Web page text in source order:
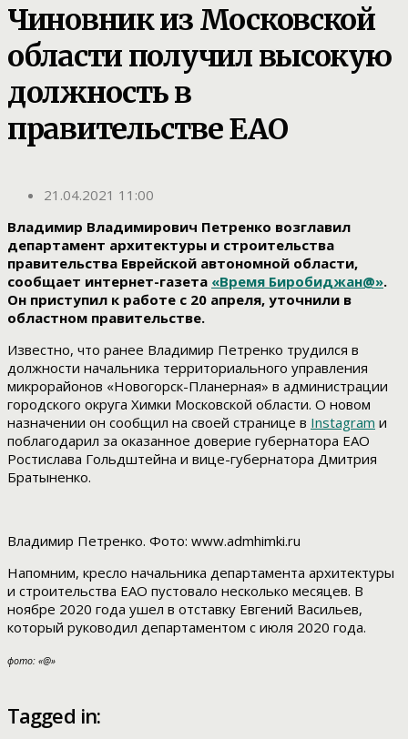
Чиновник из Московской
области получил высокую
должность в
правительстве ЕАО
21.04.2021 11:00
Владимир Владимирович Петренко возглавил
департамент архитектуры и строительства
правительства Еврейской автономной области,
сообщает интернет-газета «Время Биробиджан@».
Он приступил к работе с 20 апреля, уточнили в
областном правительстве.
Известно, что ранее Владимир Петренко трудился в
должности начальника территориального управления
микрорайонов «Новогорск-Планерная» в администрации
городского округа Химки Московской области. О новом
назначении он сообщил на своей странице в Instagram и
поблагодарил за оказанное доверие губернатора ЕАО
Ростислава Гольдштейна и вице-губернатора Дмитрия
Братыненко.
Владимир Петренко. Фото: www.admhimki.ru
Напомним, кресло начальника департамента архитектуры
и строительства ЕАО пустовало несколько месяцев. В
ноябре 2020 года ушел в отставку Евгений Васильев,
который руководил департаментом с июля 2020 года.
фото: «@»
Tagged in: